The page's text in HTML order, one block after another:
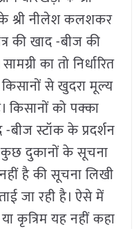
श्री नीलेश कलशकर
की खाद -बीज की
का तो निर्धारित
से खुदरा मूल्य
को पक्का
-बीज स्टॉक के प्रदर्शन
कुछ दुकानों के सूचना
है की सूचना लिखी
जा रही है। ऐसे में
कृत्रिम यह नहीं कहा